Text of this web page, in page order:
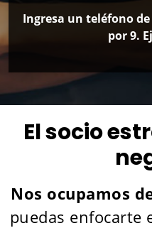
Ingresa un teléfono
por 9.
El socio
Nos ocupamos
puedas enfocarte